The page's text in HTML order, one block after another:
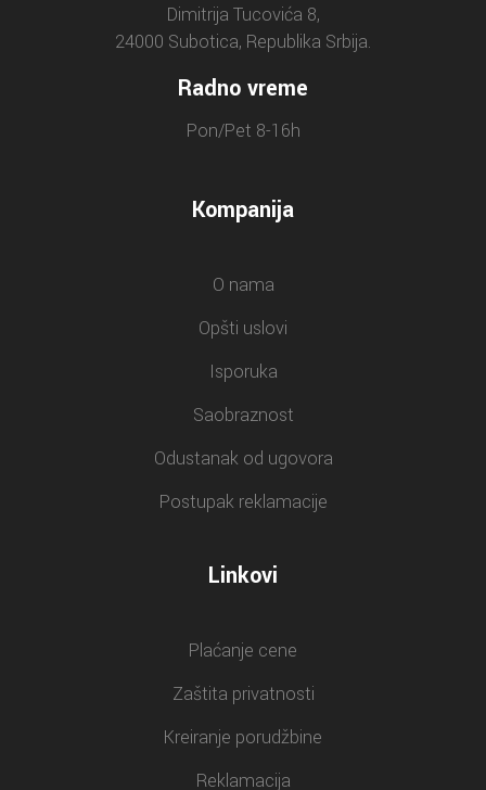
Dimitrija Tucovića 8,
24000 Subotica, Republika Srbija.
Radno vreme
Pon/Pet 8-16h
Kompanija
O nama
Opšti uslovi
Isporuka
Saobraznost
Odustanak od ugovora
Postupak reklamacije
Linkovi
Plaćanje cene
Zaštita privatnosti
Kreiranje porudžbine
Reklamacija